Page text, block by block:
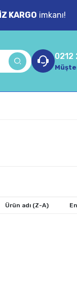
KARGO imkanı!
0212
Ürün adı (Z-A)